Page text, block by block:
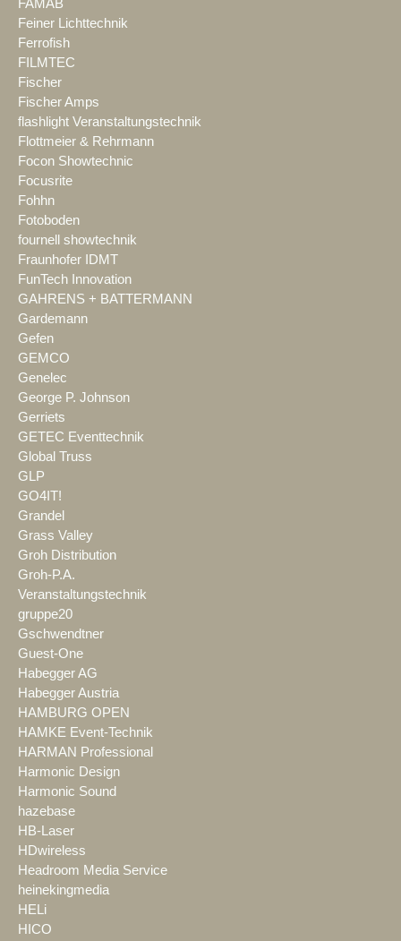
FAMAB
Feiner Lichttechnik
Ferrofish
FILMTEC
Fischer
Fischer Amps
flashlight Veranstaltungstechnik
Flottmeier & Rehrmann
Focon Showtechnic
Focusrite
Fohhn
Fotoboden
fournell showtechnik
Fraunhofer IDMT
FunTech Innovation
GAHRENS + BATTERMANN
Gardemann
Gefen
GEMCO
Genelec
George P. Johnson
Gerriets
GETEC Eventtechnik
Global Truss
GLP
GO4IT!
Grandel
Grass Valley
Groh Distribution
Groh-P.A.
Veranstaltungstechnik
gruppe20
Gschwendtner
Guest-One
Habegger AG
Habegger Austria
HAMBURG OPEN
HAMKE Event-Technik
HARMAN Professional
Harmonic Design
Harmonic Sound
hazebase
HB-Laser
HDwireless
Headroom Media Service
heinekingmedia
HELi
HICO